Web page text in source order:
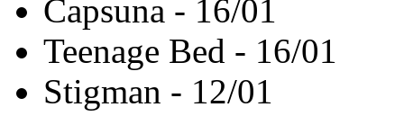
Capsuna - 16/01
Teenage Bed - 16/01
Stigman - 12/01